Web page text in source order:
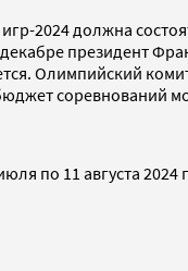
2024 должна
президент
Олимпийский
соревнований
по 11 августа 2024